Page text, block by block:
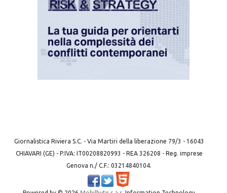
Giornalistica Riviera S.C. - Via Martiri della liberazione 79/3 - 16043
CHIAVARI (GE) - P.IVA: IT00208820993 - REA 326208 - Reg. imprese
Genova n./ C.F.: 03214840104.